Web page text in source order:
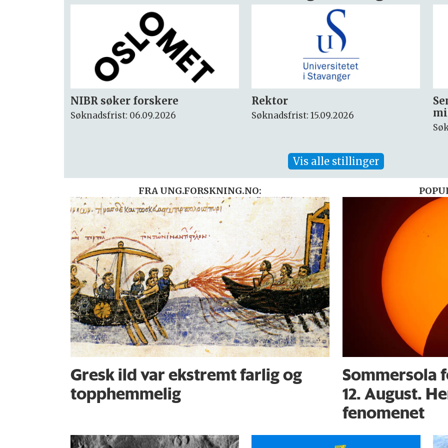
Rektor
Søknadsfrist: 15.09.2026
Seniorforsker innen
miljøkjemi og arktisk miljø
Vis alle stillinger
FRA UNG.FORSKNING.NO:
Gresk ild var ekstremt farlig og
topphemmelig
Sommersola
12. August.
fenomenet